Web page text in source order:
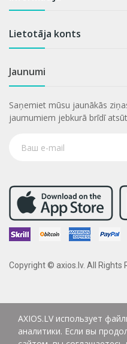
Lietotāja konts
Jaunumi
Saņemiet mūsu jaunākās
jaumumiem jebkurā brīdī
Copyright © axios.lv. All Rights
AXIOS.LV использует
аналитики. Если вы